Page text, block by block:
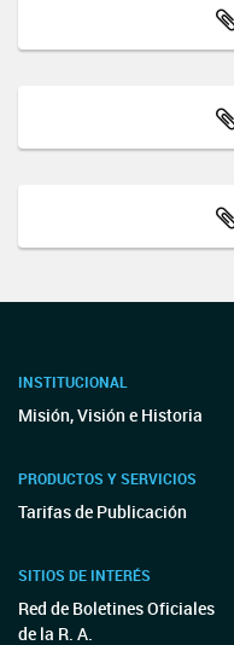
INSTITUCIONAL
Misión, Visión e Historia
PRODUCTOS Y SERVICIOS
Tarifas de Publicación
SITIOS DE INTERÉS
Red de Boletines Oficiales
de la R. A.